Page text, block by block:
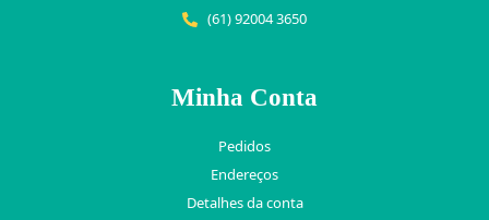
(61) 92004 3650
Minha Conta
Pedidos
Endereços
Detalhes da conta